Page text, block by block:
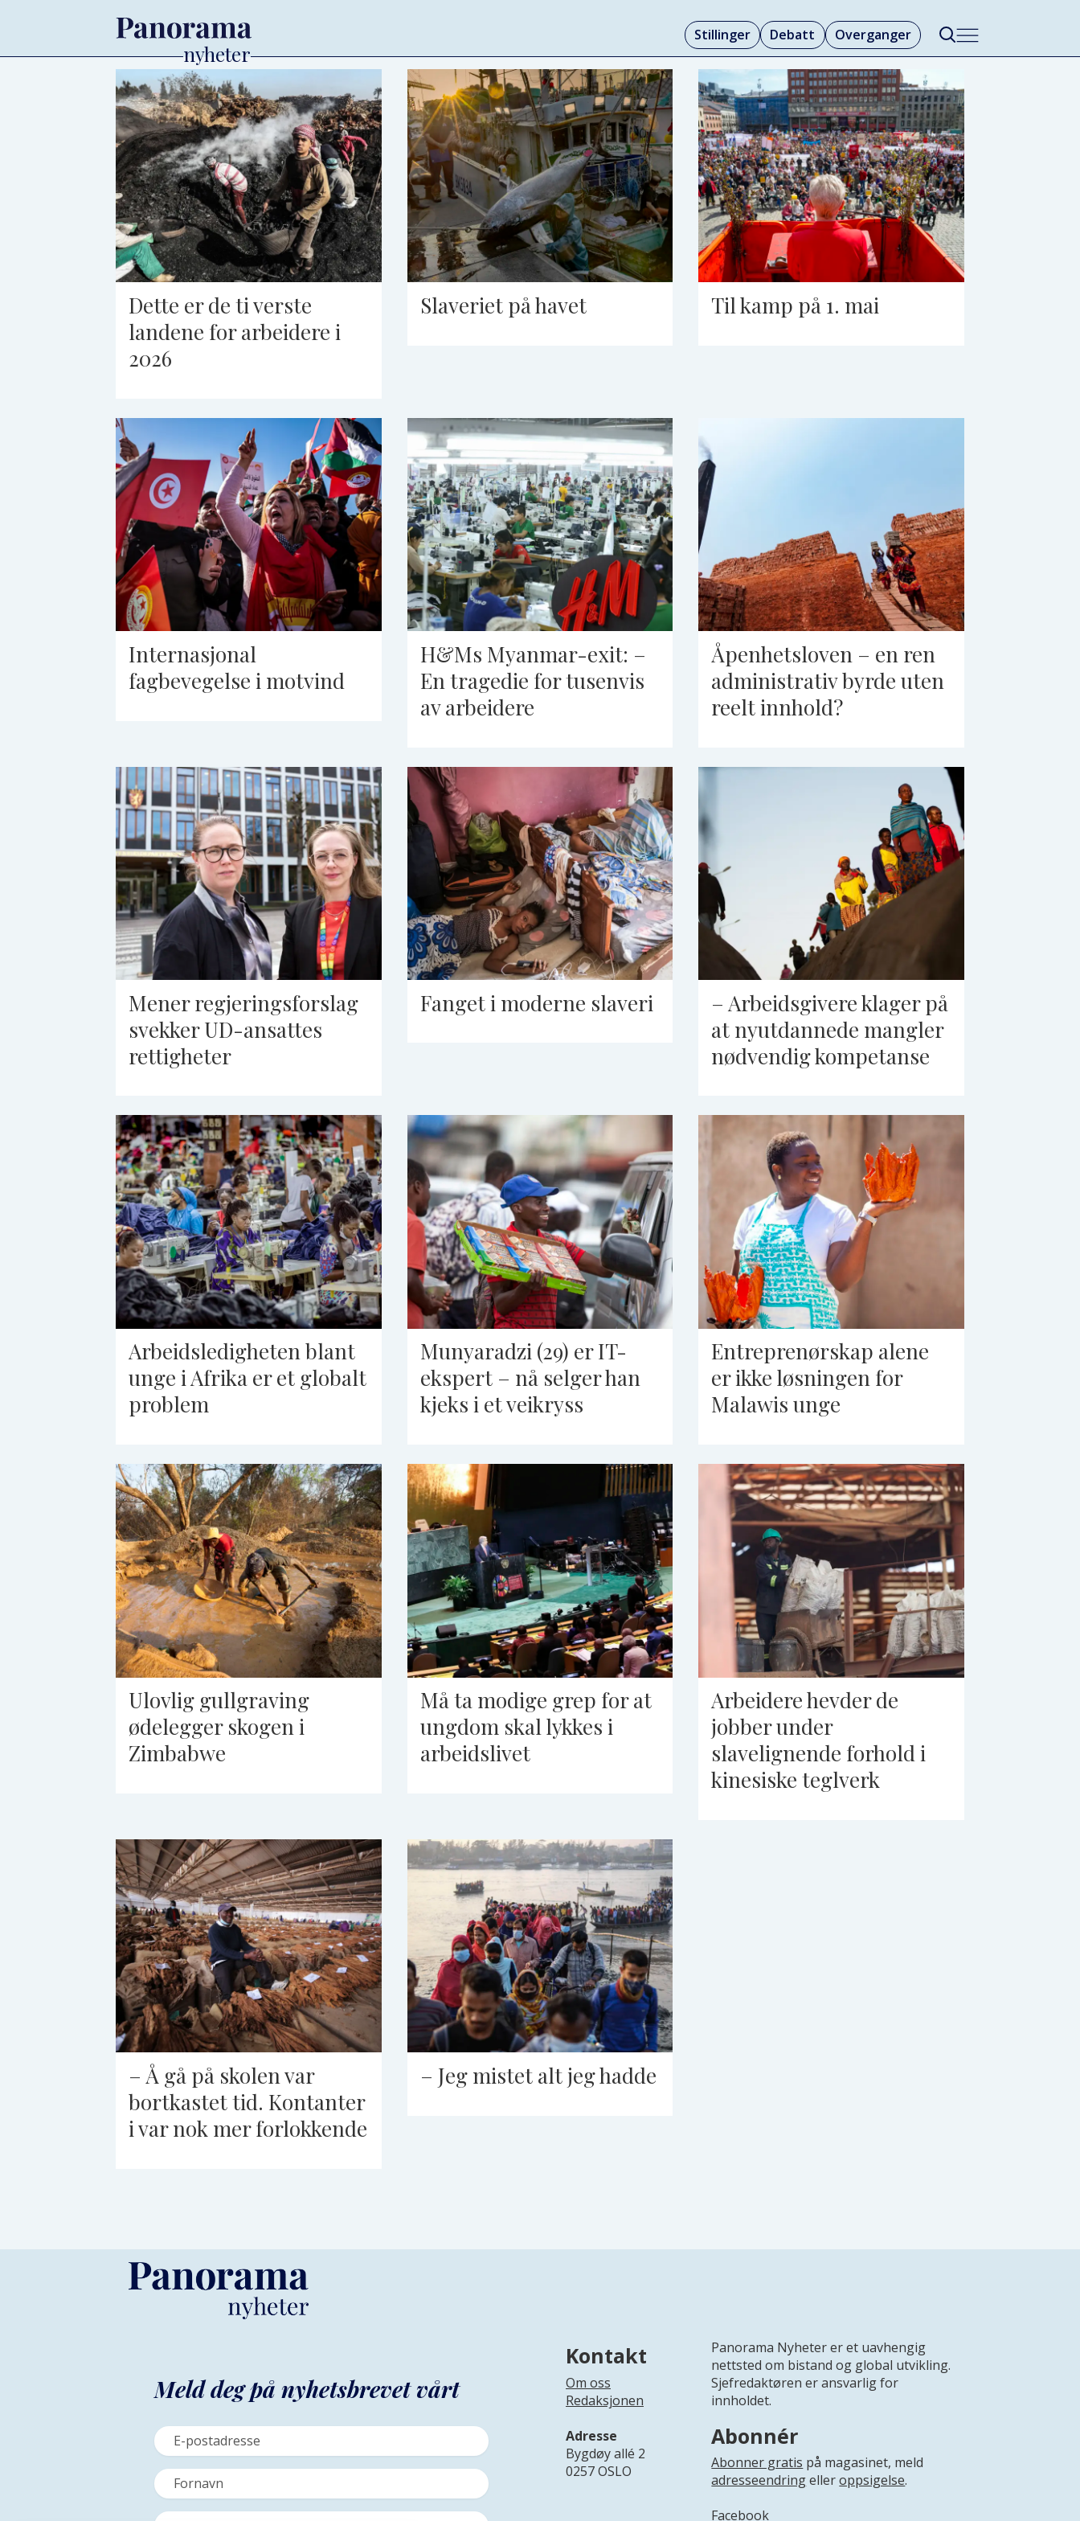
Stillinger Debatt Overganger
arbeidsliv
Dette er de ti verste
landene for arbeidere i
2026
Slaveriet på havet Til kamp på 1. mai
Internasjonal
fagbevegelse i motvind
H&Ms Myanmar-exit: –
En tragedie for tusenvis
av arbeidere
Åpenhetsloven – en ren
administrativ byrde uten
reelt innhold?
Mener regjeringsforslag
svekker UD-ansattes
rettigheter
Fanget i moderne slaveri
– Arbeidsgivere klager på
at nyutdannede mangler
nødvendig kompetanse
Arbeidsledigheten blant
unge i Afrika er et globalt
problem
Munyaradzi (29) er IT-
ekspert – nå selger han
kjeks i et veikryss
Entreprenørskap alene
er ikke løsningen for
Malawis unge
Ulovlig gullgraving
ødelegger skogen i
Zimbabwe
Må ta modige grep for at
ungdom skal lykkes i
arbeidslivet
Arbeidere hevder de
jobber under
slavelignende forhold i
kinesiske teglverk
– Å gå på skolen var
bortkastet tid. Kontanter
i var nok mer forlokkende
– Jeg mistet alt jeg hadde
Meld deg på nyhetsbrevet vårt
Kontakt
Om oss
Redaksjonen
Adresse
Bygdøy allé 2
0257 OSLO
Panorama Nyheter er et uavhengig
nettsted om bistand og global utvikling.
Sjefredaktøren er ansvarlig for
innholdet.
Abonnér
Abonner gratis på magasinet, meld
adresseendringelleroppsigelse.
Facebook